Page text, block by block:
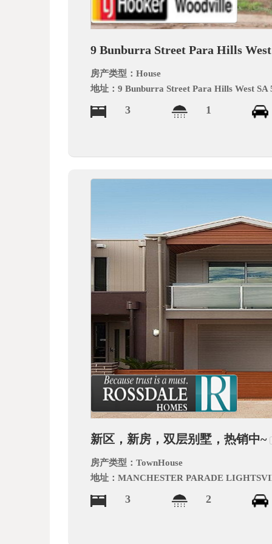
9 Bunburra Street Para Hills West
房产类型：House
地址：9 Bunburra Street Para Hills West SA
3 1
新区，新房，双层别墅，热销中~
房产类型：TownHouse
地址：MANCHESTER PARADE
3 2